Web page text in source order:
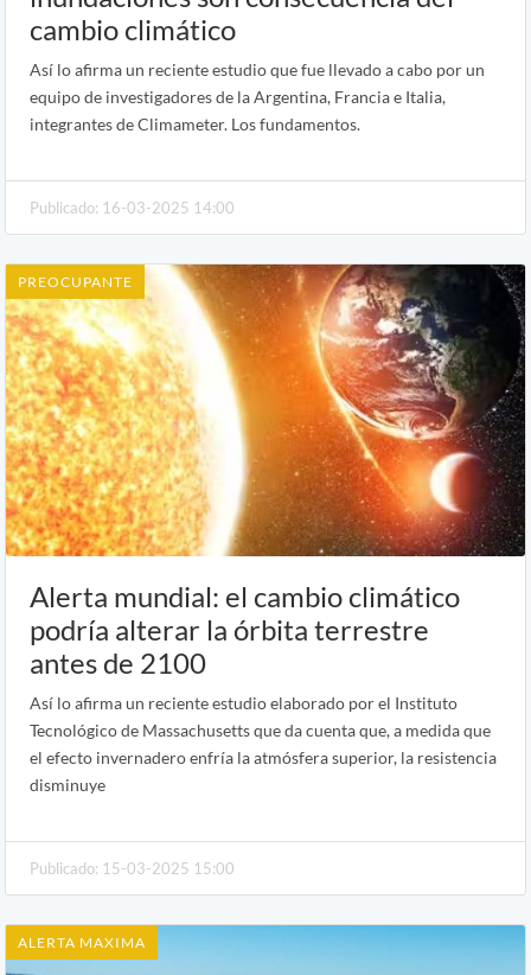
cambio climático
Así lo afirma un reciente estudio que fue llevado a cabo por un
equipo de investigadores de la Argentina, Francia e Italia,
integrantes de Climameter. Los fundamentos.
Publicado: 16-03-2025 14:00
PREOCUPANTE
Alerta mundial: el cambio climático
podría alterar la órbita terrestre
antes de 2100
Así lo afirma un reciente estudio elaborado por el Instituto
Tecnológico de Massachusetts que da cuenta que, a medida que
el efecto invernadero enfría la atmósfera superior, la resistencia
disminuye
Publicado: 15-03-2025 15:00
ALERTA MAXIMA